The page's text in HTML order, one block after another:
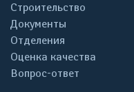
Строительство
Документы
Отделения
Оценка качества
Вопрос-ответ